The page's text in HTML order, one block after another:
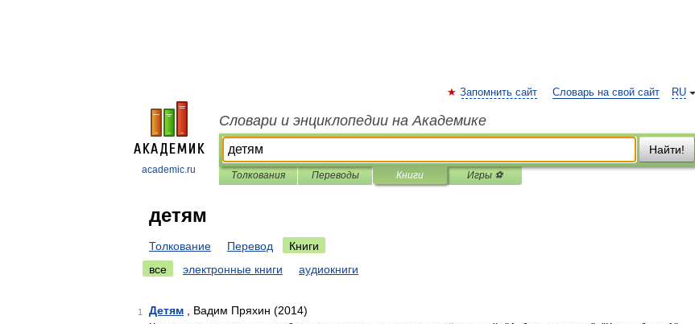
academic.ru
RU
Запомнить сайт Словарь на свой сайт
Словари и энциклопедии на Академике
Найти!
Толкования Переводы Книги Игры ⚽
детям
Толкование Перевод
Книги
все
электронные книги аудиокниги
1 Детям , Вадим Пряхин (2014)